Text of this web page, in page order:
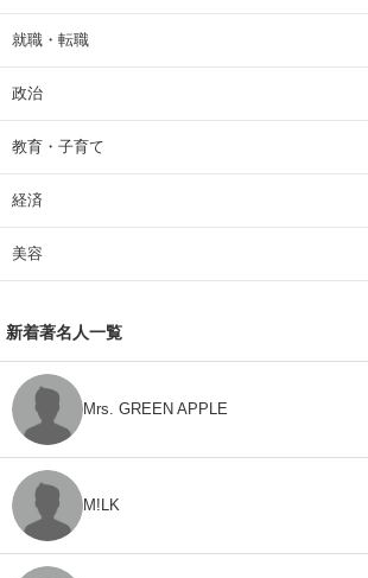
就職・転職
政治
教育・子育て
経済
美容
新着著名人一覧
Mrs. GREEN APPLE
M!LK